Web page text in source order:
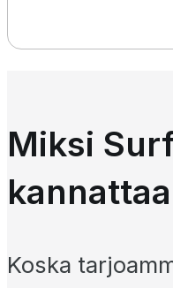
Miksi
Koska